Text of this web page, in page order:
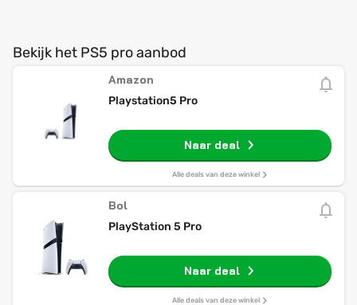
Bekijk het PS5 pro aanbod
Amazon
Playstation5 Pro
Naar deal
Alle deals van deze winkel
Bol
PlayStation 5 Pro
Naar deal
Alle deals van deze winkel